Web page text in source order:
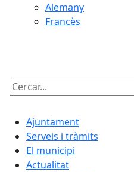
Alemany
Francès
Cercar:
Ajuntament
Serveis i tràmits
El municipi
Actualitat